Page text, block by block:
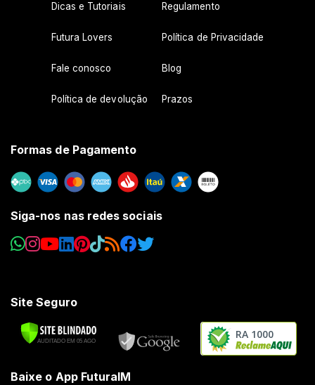
Dicas e Tutoriais Regulamento
Futura Lovers Política de Privacidade
Fale conosco Blog
Política de devolução Prazos
Formas de Pagamento
Siga-nos nas redes sociais
Site Seguro
RA 1000
Baixe o App FuturaIM